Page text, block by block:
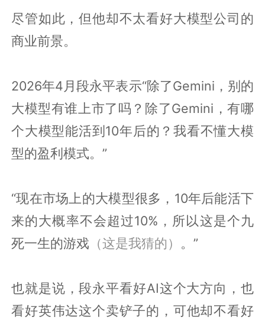
尽管如此，但他却不太看好大模型公司的
商业前景。
2026年4月段永平表示“除了Gemini，别的
大模型有谁上市了吗？除了Gemini，有哪
个大模型能活到10年后的？我看不懂大模
型的盈利模式。”
“现在市场上的大模型很多，10年后能活下
来的大概率不会超过10%，所以这是个九
死一生的游戏 （这是我猜的） 。”
也就是说，段永平看好AI这个大方向，也
看好英伟达这个卖铲子的，可他却不看好